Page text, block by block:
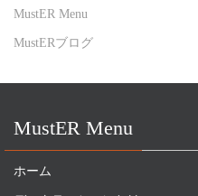
MustER Menu
MustERブログ
MustER Menu
ホーム